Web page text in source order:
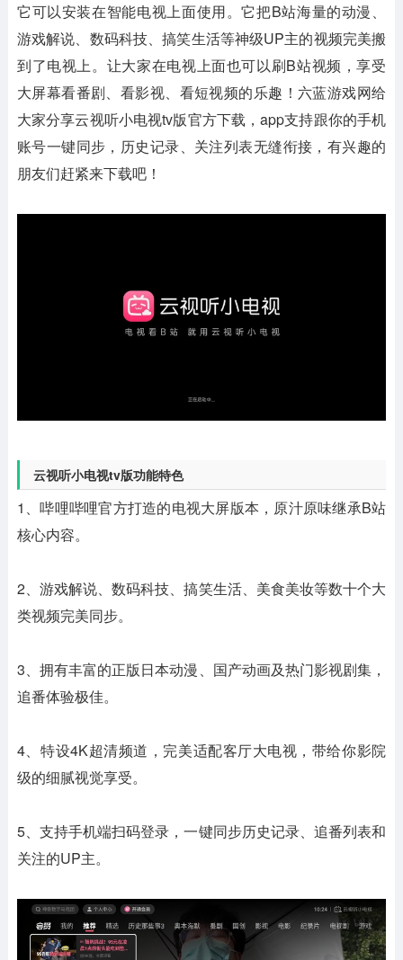
它可以安装在智能电视上面使用。它把B站海量的动漫、
游戏解说、数码科技、搞笑生活等神级UP主的视频完美搬
到了电视上。让大家在电视上面也可以刷B站视频，享受
大屏幕看番剧、看影视、看短视频的乐趣！六蓝游戏网给
大家分享云视听小电视tv版官方下载，app支持跟你的手机
账号一键同步，历史记录、关注列表无缝衔接，有兴趣的
朋友们赶紧来下载吧！
云视听小电视tv版功能特色
1、哔哩哔哩官方打造的电视大屏版本，原汁原味继承B站
核心内容。
2、游戏解说、数码科技、搞笑生活、美食美妆等数十个大
类视频完美同步。
3、拥有丰富的正版日本动漫、国产动画及热门影视剧集，
追番体验极佳。
4、特设4K超清频道，完美适配客厅大电视，带给你影院
级的细腻视觉享受。
5、支持手机端扫码登录，一键同步历史记录、追番列表和
关注的UP主。